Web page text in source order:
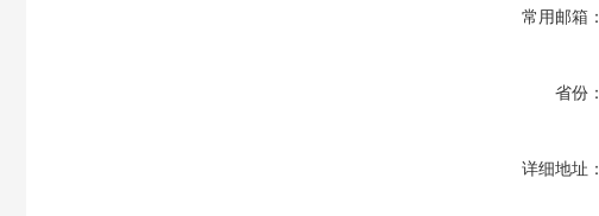
常用邮箱：
省份：
详细地址：